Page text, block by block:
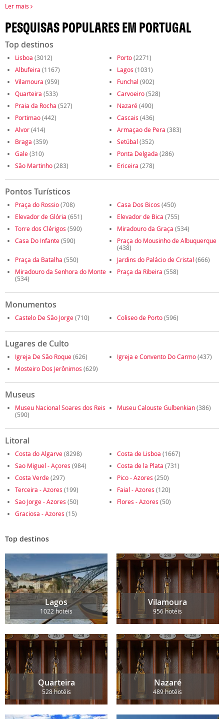
Ler mais
PESQUISAS POPULARES EM PORTUGAL
Top destinos
Lisboa (3012) Porto(2271)
Albufeira (1167) Lagos (1031)
Vilamoura (959) Funchal (902)
Quarteira (533) Carvoeiro(528)
Praia da Rocha (527) Nazaré(490)
Portimao(442) Cascais (436)
Alvor(414) Armaçao de Pera (383)
Braga (359) Setúbal (352)
Gale(310) Ponta Delgada (286)
São Martinho(283) Ericeira (278)
Pontos Turísticos
Praça do Rossio(708) Casa Dos Bicos (450)
Elevador de Glória (651) Elevador de Bica (755)
Torre dos Clérigos (590) Miradouro da Graça (534)
Casa Do Infante(590)
Praça do Mousinho de Albuquerque
(438)
Praça da Batalha (550) Jardins do Palácio de Cristal (666)
Miradouro da Senhora do Monte
(534)
Praça da Ribeira (558)
Monumentos
Castelo De São Jorge(710) Coliseo de Porto(596)
Lugares de Culto
Igreja De São Roque(626) Igreja e Convento Do Carmo(437)
Mosteiro Dos Jerônimos (629)
Museus
Museu Nacional Soares dos Reis
(590)
Museu Calouste Gulbenkian(386)
Litoral
Costa do Algarve(8298) Costa de Lisboa (1667)
Sao Miguel - Açores (984) Costa de la Plata (731)
Costa Verde(297) Pico - Azores (250)
Terceira - Azores (199) Faial - Azores (120)
Sao Jorge - Azores (50) Flores - Azores (50)
Graciosa - Azores (15)
Top destinos
Lagos
1022 hotéis
Vilamoura
956 hotéis
Quarteira
528 hotéis
Nazaré
489 hotéis